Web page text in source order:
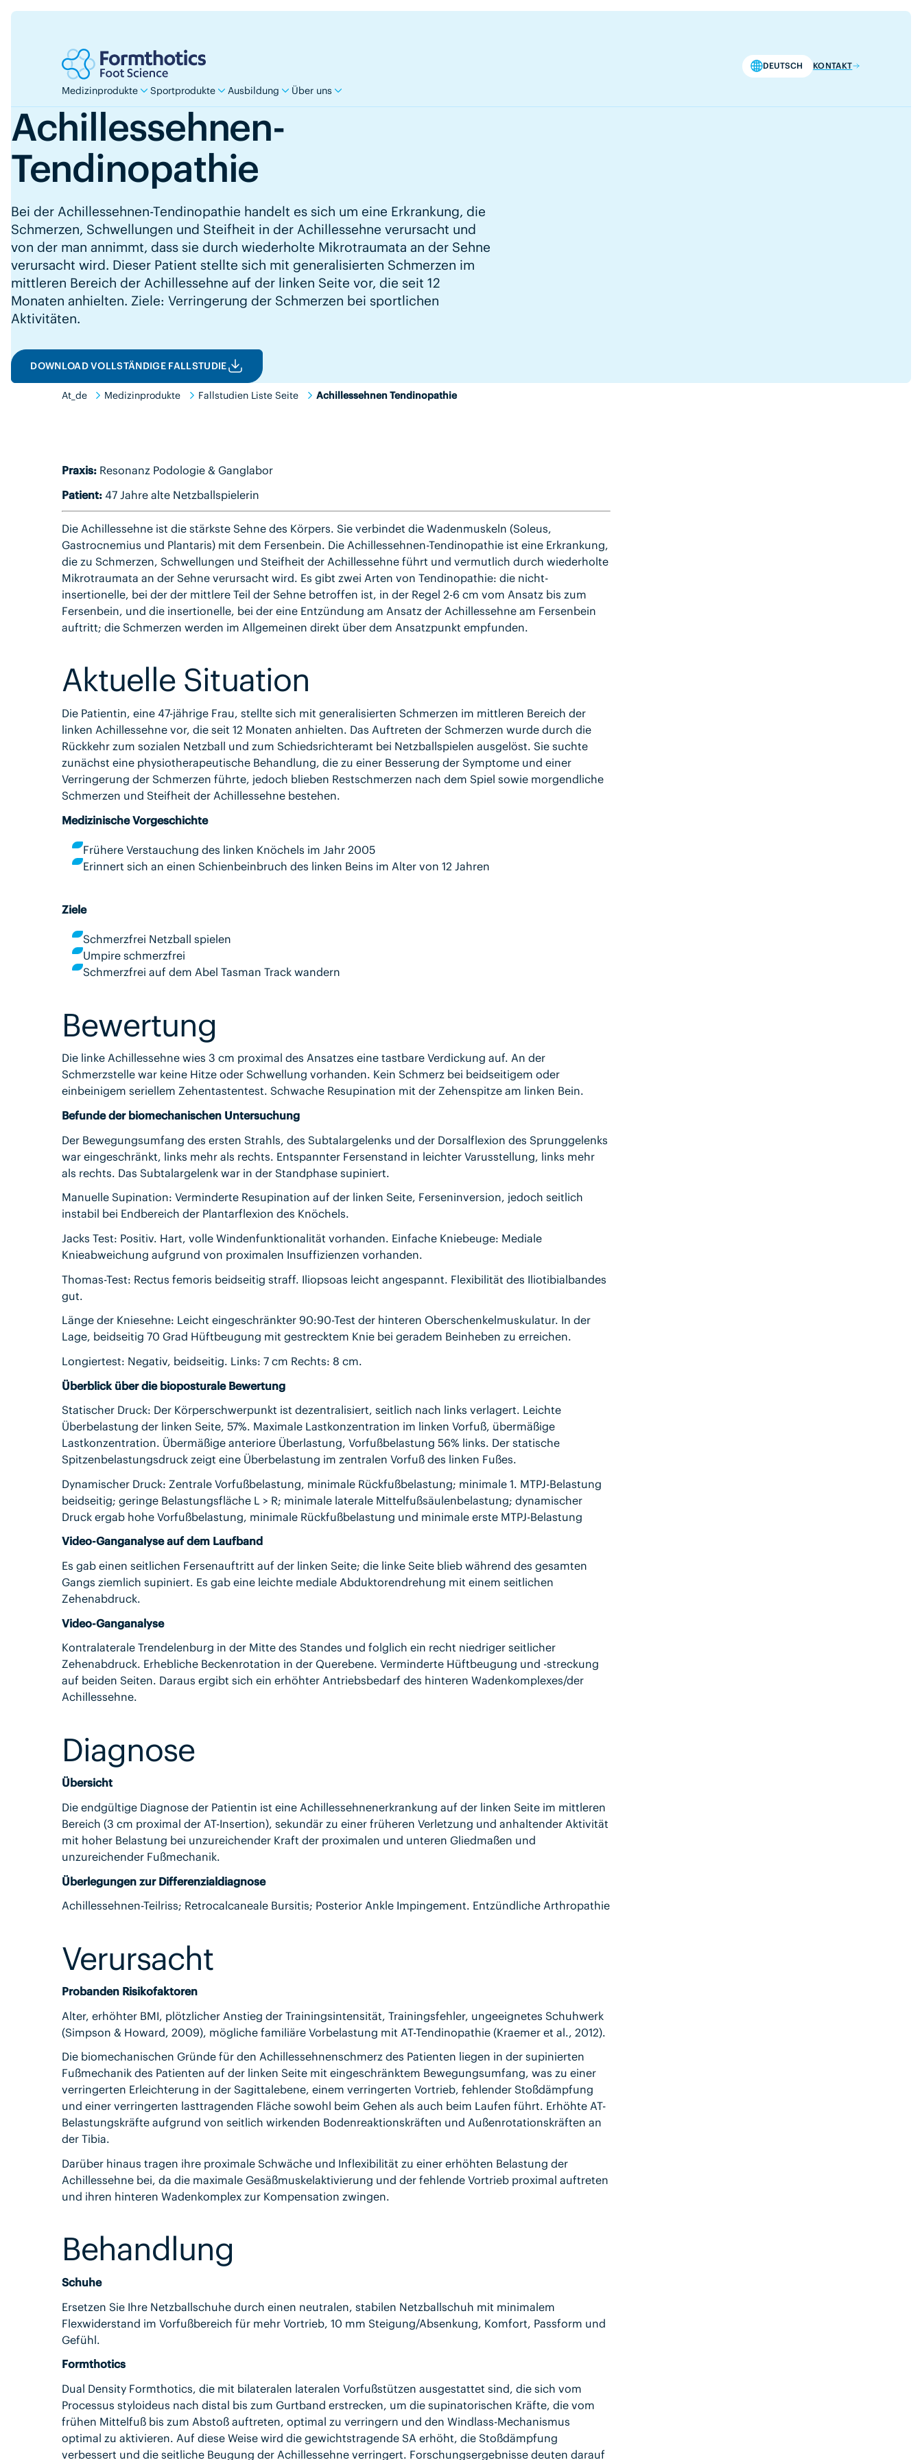
DEUTSCH KONTAKT
Medizinprodukte Sportprodukte Ausbildung Über uns
Achillessehnen-
Tendinopathie
Bei der Achillessehnen-Tendinopathie handelt es sich um eine Erkrankung, die
Schmerzen, Schwellungen und Steifheit in der Achillessehne verursacht und
von der man annimmt, dass sie durch wiederholte Mikrotraumata an der Sehne
verursacht wird. Dieser Patient stellte sich mit generalisierten Schmerzen im
mittleren Bereich der Achillessehne auf der linken Seite vor, die seit 12
Monaten anhielten. Ziele: Verringerung der Schmerzen bei sportlichen
Aktivitäten.
DOWNLOAD VOLLSTÄNDIGE FALLSTUDIE
At_de Medizinprodukte Fallstudien Liste Seite Achillessehnen Tendinopathie
Praxis:Resonanz Podologie & Ganglabor
Patient:47 Jahre alte Netzballspielerin
Die Achillessehne ist die stärkste Sehne des Körpers. Sie verbindet die Wadenmuskeln (Soleus,
Gastrocnemius und Plantaris) mit dem Fersenbein. Die Achillessehnen-Tendinopathie ist eine Erkrankung,
die zu Schmerzen, Schwellungen und Steifheit der Achillessehne führt und vermutlich durch wiederholte
Mikrotraumata an der Sehne verursacht wird. Es gibt zwei Arten von Tendinopathie: die nicht-
insertionelle, bei der der mittlere Teil der Sehne betroffen ist, in der Regel 2-6 cm vom Ansatz bis zum
Fersenbein, und die insertionelle, bei der eine Entzündung am Ansatz der Achillessehne am Fersenbein
auftritt; die Schmerzen werden im Allgemeinen direkt über dem Ansatzpunkt empfunden.
Aktuelle Situation
Die Patientin, eine 47-jährige Frau, stellte sich mit generalisierten Schmerzen im mittleren Bereich der
linken Achillessehne vor, die seit 12 Monaten anhielten. Das Auftreten der Schmerzen wurde durch die
Rückkehr zum sozialen Netzball und zum Schiedsrichteramt bei Netzballspielen ausgelöst. Sie suchte
zunächst eine physiotherapeutische Behandlung, die zu einer Besserung der Symptome und einer
Verringerung der Schmerzen führte, jedoch blieben Restschmerzen nach dem Spiel sowie morgendliche
Schmerzen und Steifheit der Achillessehne bestehen.
Medizinische Vorgeschichte
Frühere Verstauchung des linken Knöchels im Jahr 2005
Erinnert sich an einen Schienbeinbruch des linken Beins im Alter von 12 Jahren
Ziele
Schmerzfrei Netzball spielen
Umpire schmerzfrei
Schmerzfrei auf dem Abel Tasman Track wandern
Bewertung
Die linke Achillessehne wies 3 cm proximal des Ansatzes eine tastbare Verdickung auf. An der
Schmerzstelle war keine Hitze oder Schwellung vorhanden. Kein Schmerz bei beidseitigem oder
einbeinigem seriellem Zehentastentest. Schwache Resupination mit der Zehenspitze am linken Bein.
Befunde der biomechanischen Untersuchung
Der Bewegungsumfang des ersten Strahls, des Subtalargelenks und der Dorsalflexion des Sprunggelenks
war eingeschränkt, links mehr als rechts. Entspannter Fersenstand in leichter Varusstellung, links mehr
als rechts. Das Subtalargelenk war in der Standphase supiniert.
Manuelle Supination: Verminderte Resupination auf der linken Seite, Ferseninversion, jedoch seitlich
instabil bei Endbereich der Plantarflexion des Knöchels.
Jacks Test: Positiv. Hart, volle Windenfunktionalität vorhanden. Einfache Kniebeuge: Mediale
Knieabweichung aufgrund von proximalen Insuffizienzen vorhanden.
Thomas-Test: Rectus femoris beidseitig straff. Iliopsoas leicht angespannt. Flexibilität des Iliotibialbandes
gut.
Länge der Kniesehne: Leicht eingeschränkter 90:90-Test der hinteren Oberschenkelmuskulatur. In der
Lage, beidseitig 70 Grad Hüftbeugung mit gestrecktem Knie bei geradem Beinheben zu erreichen.
Longiertest: Negativ, beidseitig. Links: 7 cm Rechts: 8 cm.
Überblick über die bioposturale Bewertung
Statischer Druck: Der Körperschwerpunkt ist dezentralisiert, seitlich nach links verlagert. Leichte
Überbelastung der linken Seite, 57%. Maximale Lastkonzentration im linken Vorfuß, übermäßige
Lastkonzentration. Übermäßige anteriore Überlastung, Vorfußbelastung 56% links. Der statische
Spitzenbelastungsdruck zeigt eine Überbelastung im zentralen Vorfuß des linken Fußes.
Dynamischer Druck: Zentrale Vorfußbelastung, minimale Rückfußbelastung; minimale 1. MTPJ-Belastung
beidseitig; geringe Belastungsfläche L > R; minimale laterale Mittelfußsäulenbelastung; dynamischer
Druck ergab hohe Vorfußbelastung, minimale Rückfußbelastung und minimale erste MTPJ-Belastung
Video-Ganganalyse auf dem Laufband
Es gab einen seitlichen Fersenauftritt auf der linken Seite; die linke Seite blieb während des gesamten
Gangs ziemlich supiniert. Es gab eine leichte mediale Abduktorendrehung mit einem seitlichen
Zehenabdruck.
Video-Ganganalyse
Kontralaterale Trendelenburg in der Mitte des Standes und folglich ein recht niedriger seitlicher
Zehenabdruck. Erhebliche Beckenrotation in der Querebene. Verminderte Hüftbeugung und -streckung
auf beiden Seiten. Daraus ergibt sich ein erhöhter Antriebsbedarf des hinteren Wadenkomplexes/der
Achillessehne.
Diagnose
Übersicht
Die endgültige Diagnose der Patientin ist eine Achillessehnenerkrankung auf der linken Seite im mittleren
Bereich (3 cm proximal der AT-Insertion), sekundär zu einer früheren Verletzung und anhaltender Aktivität
mit hoher Belastung bei unzureichender Kraft der proximalen und unteren Gliedmaßen und
unzureichender Fußmechanik.
Überlegungen zur Differenzialdiagnose
Achillessehnen-Teilriss; Retrocalcaneale Bursitis; Posterior Ankle Impingement. Entzündliche Arthropathie
Verursacht
Probanden Risikofaktoren
Alter, erhöhter BMI, plötzlicher Anstieg der Trainingsintensität, Trainingsfehler, ungeeignetes Schuhwerk
(Simpson & Howard, 2009), mögliche familiäre Vorbelastung mit AT-Tendinopathie (Kraemer et al., 2012).
Die biomechanischen Gründe für den Achillessehnenschmerz des Patienten liegen in der supinierten
Fußmechanik des Patienten auf der linken Seite mit eingeschränktem Bewegungsumfang, was zu einer
verringerten Erleichterung in der Sagittalebene, einem verringerten Vortrieb, fehlender Stoßdämpfung
und einer verringerten lasttragenden Fläche sowohl beim Gehen als auch beim Laufen führt. Erhöhte AT-
Belastungskräfte aufgrund von seitlich wirkenden Bodenreaktionskräften und Außenrotationskräften an
der Tibia.
Darüber hinaus tragen ihre proximale Schwäche und Inflexibilität zu einer erhöhten Belastung der
Achillessehne bei, da die maximale Gesäßmuskelaktivierung und der fehlende Vortrieb proximal auftreten
und ihren hinteren Wadenkomplex zur Kompensation zwingen.
Behandlung
Schuhe
Ersetzen Sie Ihre Netzballschuhe durch einen neutralen, stabilen Netzballschuh mit minimalem
Flexwiderstand im Vorfußbereich für mehr Vortrieb, 10 mm Steigung/Absenkung, Komfort, Passform und
Gefühl.
Formthotics
Dual Density Formthotics, die mit bilateralen lateralen Vorfußstützen ausgestattet sind, die sich vom
Processus styloideus nach distal bis zum Gurtband erstrecken, um die supinatorischen Kräfte, die vom
frühen Mittelfuß bis zum Abstoß auftreten, optimal zu verringern und den Windlass-Mechanismus
optimal zu aktivieren. Auf diese Weise wird die gewichtstragende SA erhöht, die Stoßdämpfung
verbessert und die seitliche Beugung der Achillessehne verringert. Forschungsergebnisse deuten darauf